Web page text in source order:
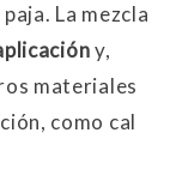
La mezcla
y,
materiales
como cal